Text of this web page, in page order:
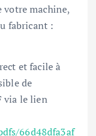
machine,
fabricant :
et facile à
de
via le lien
66d48dfa3af